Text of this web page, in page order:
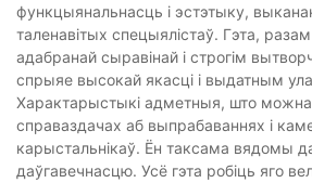
функцыянальнасць і эстэтыку,
таленавітых спецыялістаў. Гэта,
адабранай сыравінай і строгім
спрыяе высокай якасці і выдатным
Характарыстыкі адметныя, што
справаздачах аб выпрабаваннях і
карыстальнікаў. Ён таксама вядомы
даўгавечнасцю. Усё гэта робіць яго